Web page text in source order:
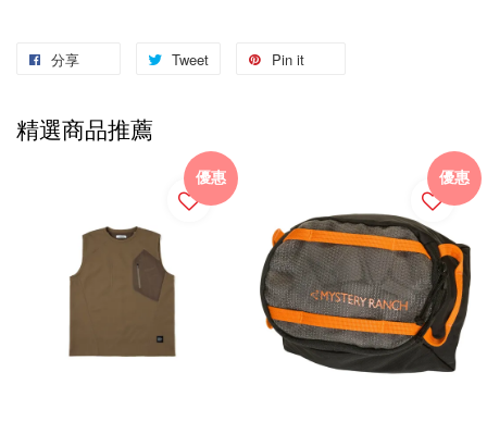
分享 Tweet Pin it
精選商品推薦
優惠 優惠